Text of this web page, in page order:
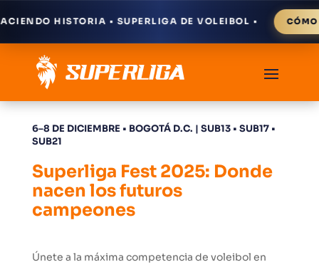
HISTORIA • SUPERLIGA DE VOLEIBOL • CÓMO LLEGAR
6–8 DE DICIEMBRE • BOGOTÁ D.C. | SUB13 • SUB17 •
SUB21
Superliga Fest 2025: Donde
nacen los futuros
campeones
Únete a la máxima competencia de voleibol en